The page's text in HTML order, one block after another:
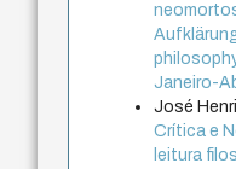
Janeiro-
José
Crítica e
leitura